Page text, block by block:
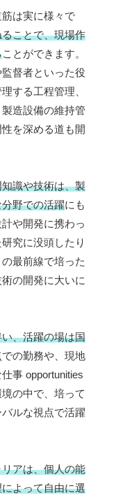
は実に様々で
ことで、現場作
ことができます。
督者といった役
する工程管理、
造設備の維持管
を深める道も開
識や技術は、製
野での活躍にも
や開発に携わっ
究に没頭したり
最前線で培った
の開発に大いに
、活躍の場は国
の勤務や、現地
事 opportunities
の中で、培って
ルな視点で活躍
アは、個人の能
よって自由に選